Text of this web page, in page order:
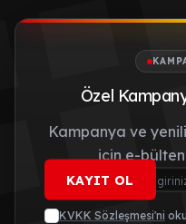
Özel
Kampanya ve
için e-
KAYIT OL
KVKK Sözleşmesi'ni